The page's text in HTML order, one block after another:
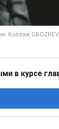
в курсе